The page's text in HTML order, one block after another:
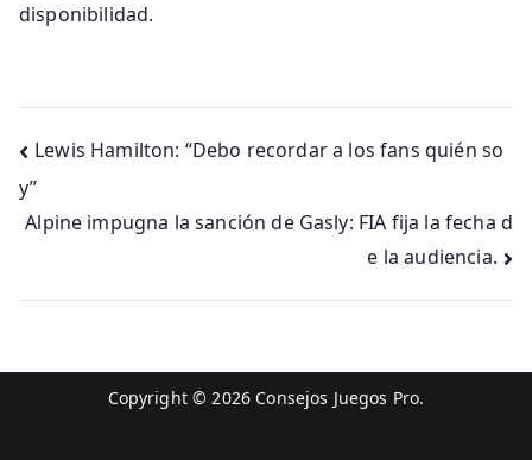
disponibilidad.
Navegación
de
Lewis Hamilton: “Debo recordar a los fans quién so
y”
Alpine impugna la sanción de Gasly: FIA fija la fecha d
e la audiencia.
Copyright © 2026 Consejos Juegos Pro.